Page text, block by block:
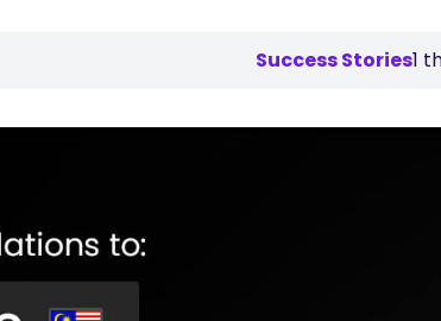
Success Stories1